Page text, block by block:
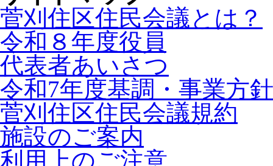
菅刈住区住民会議とは？
令和８年度役員
代表者あいさつ
令和7年度基調・事業方針
菅刈住区住民会議規約
施設のご案内
利用上のご注意